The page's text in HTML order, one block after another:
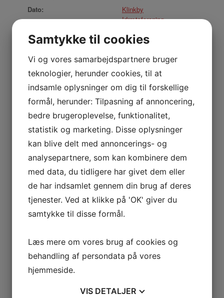
Dato:
november 4, 2025
Tidspunkt:
Sted
Multisalen
Nejrupvej 2, 7620 Lemvig
7620 Danmark
Telefon:
29638527
Klinkby
Idrætsforening
Puslinge gymnastik 4 – 6 år Fodbold u.9 drenge LGF
Samtykke til cookies
Vi og vores samarbejdspartnere bruger
teknologier, herunder cookies, til at
indsamle oplysninger om dig til forskellige
formål, herunder: Tilpasning af annoncering,
bedre brugeroplevelse, funktionalitet,
statistik og marketing. Disse oplysninger
kan blive delt med annoncerings- og
analysepartnere, som kan kombinere dem
med data, du tidligere har givet dem eller
de har indsamlet gennem din brug af deres
tjenester. Ved at klikke på 'OK' giver du
samtykke til disse formål.
Læs mere om vores brug af cookies og
behandling af persondata på vores
hjemmeside.
VIS DETALJER